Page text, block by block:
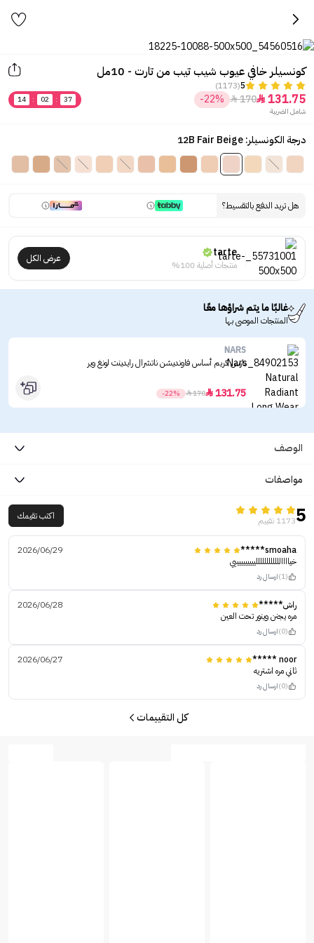
كونسيلر خافي عيوب شيب تيب من تارت - 10مل
5
(1173)
131.75

170

-22%
14 : 02 :
37
شامل الضريبة
درجة الكونسيلر: 12B Fair Beige
هل تريد الدفع بالتقسيط؟
tarte
منتجات أصلية 100%
عرض الكل
غالبًا ما يتم شراؤها معًا
المنتجات الموصى بها
NARS
نارس كريم أساس فاونديشن ناتشرال رايدينت لونغ وير
131.75

170

-22%
الوصف
مواصفات
51173 تقييم اكتب تقيمك
smoaha*****
2026/06/29
خيااااللللللللللللييييييييييي
(1) ارسال رد
راش*****
2026/06/28
مره يجنن وينور تحت العين
(0) ارسال رد
noor *****
2026/06/27
ثاني مره اشتريه
(0) ارسال رد
كل التقييمات